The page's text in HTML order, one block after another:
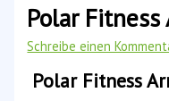
Polar Fitness
Schreibe einen
Polar Fitness